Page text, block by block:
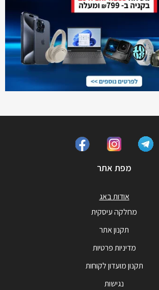
מפת אתר
אודות באג
מחלקה עיסקית
תקנון אתר
מדיניות פרטיות
תקנון מועדון לקוחות
נגישות